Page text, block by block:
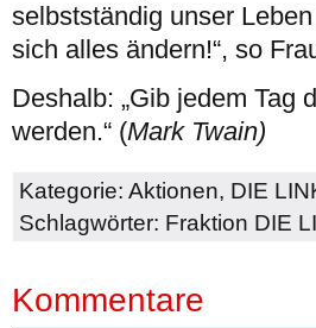
selbstständig unser
sich alles ändern!“, so
Deshalb: „Gib jedem Tag
werden.“ (Mark Twain)
Kategorie: Aktionen, DIE
Schlagwörter: Fraktion DIE
Kommentare